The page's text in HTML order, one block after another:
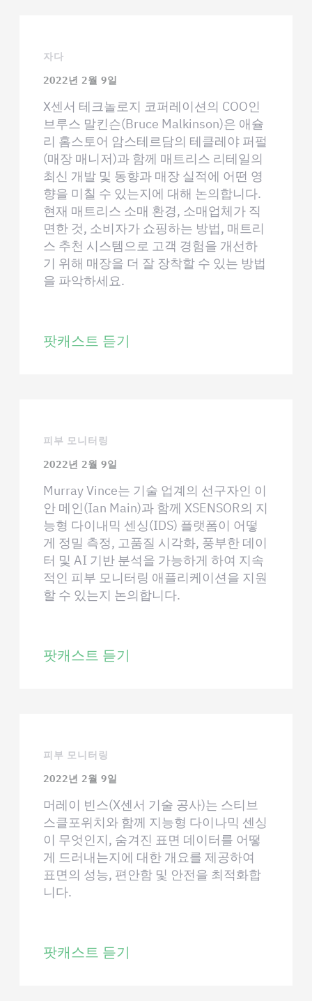
자다
2022년 2월 9일
X센서 테크놀로지 코퍼레이션의 COO인
브루스 말킨슨(Bruce Malkinson)은 애슐
리 홈스토어 암스테르담의 테클레야 퍼펄
(매장 매니저)과 함께 매트리스 리테일의
최신 개발 및 동향과 매장 실적에 어떤 영
향을 미칠 수 있는지에 대해 논의합니다.
현재 매트리스 소매 환경, 소매업체가 직
면한 것, 소비자가 쇼핑하는 방법, 매트리
스 추천 시스템으로 고객 경험을 개선하
기 위해 매장을 더 잘 장착할 수 있는 방법
을 파악하세요.
팟캐스트 듣기
피부 모니터링
2022년 2월 9일
Murray Vince는 기술 업계의 선구자인 이
안 메인(Ian Main)과 함께 XSENSOR의 지
능형 다이내믹 센싱(IDS) 플랫폼이 어떻
게 정밀 측정, 고품질 시각화, 풍부한 데이
터 및 AI 기반 분석을 가능하게 하여 지속
적인 피부 모니터링 애플리케이션을 지원
할 수 있는지 논의합니다.
팟캐스트 듣기
피부 모니터링
2022년 2월 9일
머레이 빈스(X센서 기술 공사)는 스티브
스클포위치와 함께 지능형 다이나믹 센싱
이 무엇인지, 숨겨진 표면 데이터를 어떻
게 드러내는지에 대한 개요를 제공하여
표면의 성능, 편안함 및 안전을 최적화합
니다.
팟캐스트 듣기